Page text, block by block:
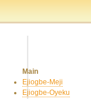
Main
Ejiogbe-Meji
Ejiogbe-Oyeku